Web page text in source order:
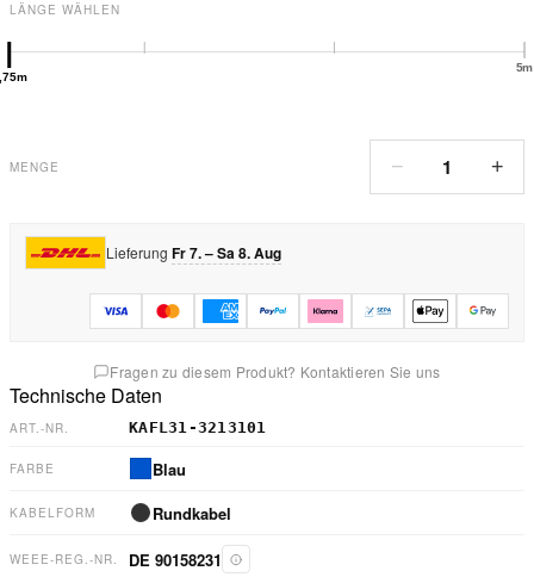
LÄNGE WÄHLEN
5m
MENGE − 1 +
Lieferung Fr 7. – Sa 8. Aug
Fragen zu diesem Produkt? Kontaktieren Sie uns
Technische Daten
ART.-NR. KAFL31-3213101
FARBE Blau
KABELFORM Rundkabel
WEEE-REG.-NR. DE 90158231